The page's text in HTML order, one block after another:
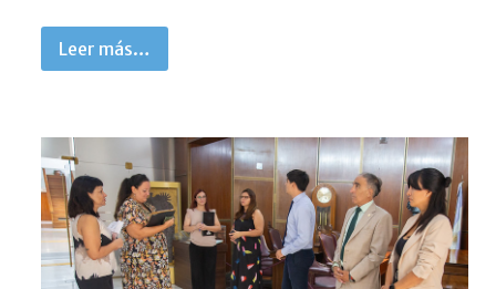
Leer más…